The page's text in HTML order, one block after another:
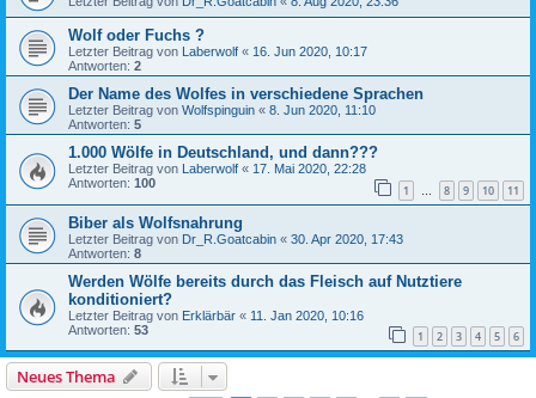
Wolf oder Fuchs ?
Letzter Beitrag von Laberwolf « 16. Jun 2020, 10:17
Antworten: 2
Der Name des Wolfes in verschiedene Sprachen
Letzter Beitrag von Wolfspinguin « 8. Jun 2020, 11:10
Antworten: 5
1.000 Wölfe in Deutschland, und dann???
Letzter Beitrag von Laberwolf « 17. Mai 2020, 22:28
Antworten: 100 1 … 8 9 10 11
Biber als Wolfsnahrung
Letzter Beitrag von Dr_R.Goatcabin « 30. Apr 2020, 17:43
Antworten: 8
Werden Wölfe bereits durch das Fleisch auf Nutztiere
konditioniert?
Letzter Beitrag von Erklärbär « 11. Jan 2020, 10:16
Antworten: 53 1 2 3 4 5 6
Neues Thema